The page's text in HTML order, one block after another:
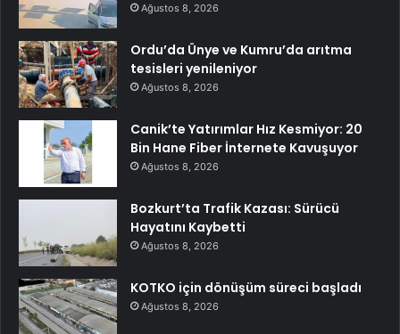
Ağustos 8, 2026
Ordu’da Ünye ve Kumru’da arıtma
tesisleri yenileniyor
Ağustos 8, 2026
Canik’te Yatırımlar Hız Kesmiyor: 20
Bin Hane Fiber İnternete Kavuşuyor
Ağustos 8, 2026
Bozkurt’ta Trafik Kazası: Sürücü
Hayatını Kaybetti
Ağustos 8, 2026
KOTKO için dönüşüm süreci başladı
Ağustos 8, 2026